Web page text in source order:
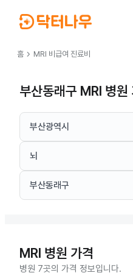
홈 chevron_right MRI 비급여 진료비
부산동래구 MRI 병
부산광역시
뇌
부산동래구
MRI 병원 가격
병원 7곳의 가격 정보입니다.